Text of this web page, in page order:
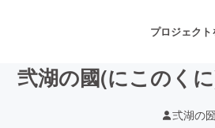
プロジェク
弐湖の國(にこのく
弍湖の